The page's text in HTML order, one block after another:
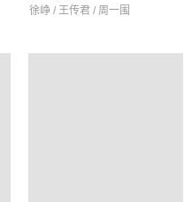
徐峥 / 王传君 / 周一围